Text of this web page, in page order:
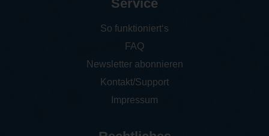
Service
So funktioniert‘s
FAQ
Newsletter abonnieren
Kontakt/Support
Impressum